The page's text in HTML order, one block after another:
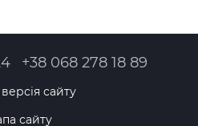
+38 068 278 18 89
сайту
сайту